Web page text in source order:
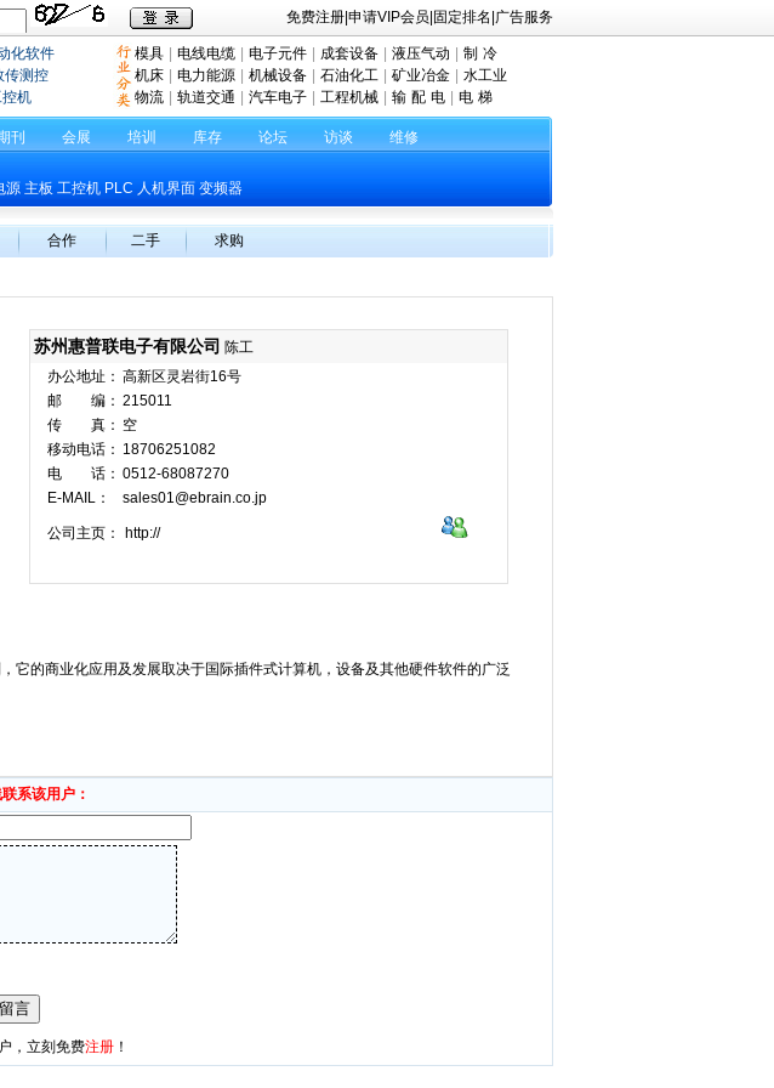
免费注册 申请VIP会员 固定排名 广告服务
化软件
传测控
机
模具 电线电缆 电子元件 成套设备 液压气动
制 冷
机床
电力能源 机械设备 石油化工 矿业冶金
水工业
物流
轨道交通 汽车电子 工程机械 输 配 电 电 梯
刊 会展 培训 库存 论坛 访谈 维修
源 主板 工控机 PLC 人机界面 变频器
合作 二手 求购
苏州惠普联电子有限公司 陈工
办公地址： 高新区灵岩街16号
邮 编： 215011
传 真： 空
移动电话： 18706251082
电 话： 0512-68087270
E-MAIL：
sales01@ebrain.co.jp
公司主页： http://
的商业化应用及发展取决于国际插件式计算机，设备及其他硬件软件的广泛
系该用户：
，立刻免费注册 ！